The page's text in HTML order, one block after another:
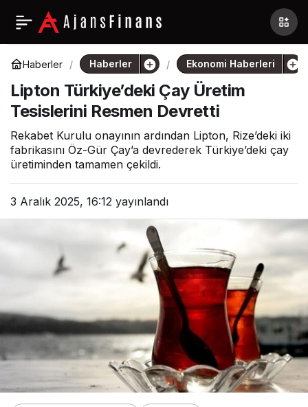
Haberler Haberler Ekonomi Haberleri
Lipton Türkiye’deki Çay Üretim
Tesislerini Resmen Devretti
Rekabet Kurulu onayının ardından Lipton, Rize’deki iki
fabrikasını Öz-Gür Çay’a devrederek Türkiye’deki çay
üretiminden tamamen çekildi.
3 Aralık 2025, 16:12 yayınlandı